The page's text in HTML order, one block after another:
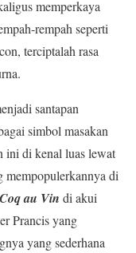
memperkaya
rempah seperti
terciptalah rasa
santapan
simbol masakan
ini di kenal luas lewat
mempopulerkannya di
Coq au Vin di akui
Prancis yang
yang sederhana